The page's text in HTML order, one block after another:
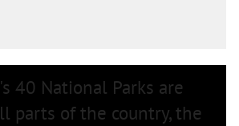
40 National Parks are
parts of the country, the